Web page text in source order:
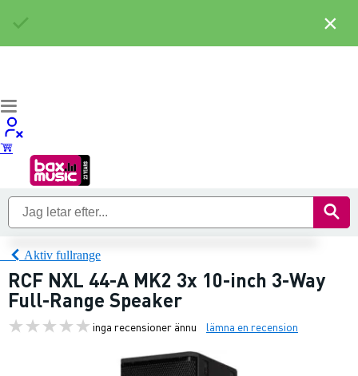
Aktiv fullrange
RCF NXL 44-A MK2 3x 10-inch 3-Way
Full-Range Speaker
inga recensioner ännu lämna en recension
×